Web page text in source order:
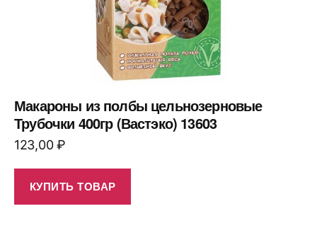
Макароны из полбы цельнозерновые
Трубочки 400гр (Вастэко) 13603
123,00₽
КУПИТЬ ТОВАР